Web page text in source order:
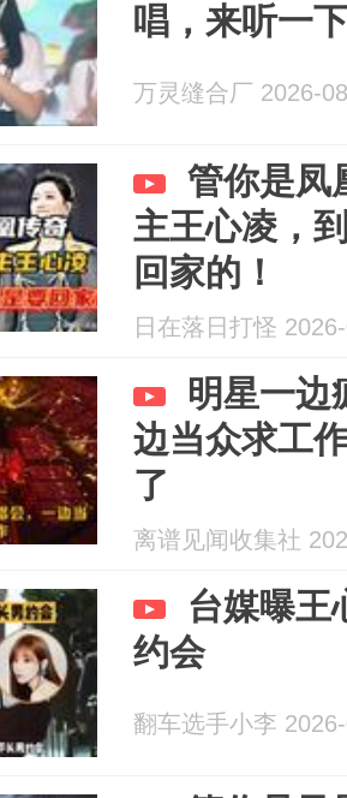
唱，来听一
万灵缝合厂 2026-
管你是凤
主王心凌，
回家的！
日在落日打怪
明星一边
边当众求工
了
离谱见闻收集社
台媒曝王
约会
翻车选手小李